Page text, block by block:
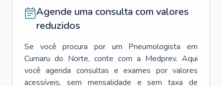
Agende uma consulta com valores
reduzidos
Se você procura por um Pneumologista
em
Cumaru do Norte, conte com a Medprev. Aqui
você agenda consultas e exames por valores
acessíveis, sem mensalidade e sem taxa de